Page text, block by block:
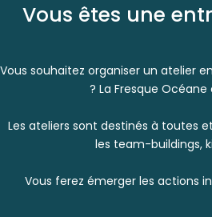
Vous êtes une
Vous souhaitez organiser un atelier
? La Fresque
Les ateliers sont destinés à toutes
les team-buildings,
Vous ferez émerger les actions